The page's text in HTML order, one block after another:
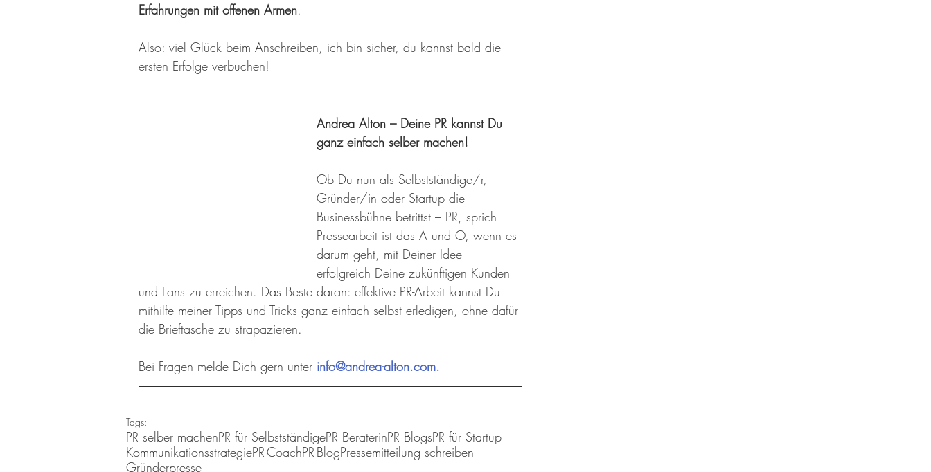
Erfahrungen mit offenen Armen.
Also: viel Glück beim Anschreiben, ich bin sicher, du kannst bald die
ersten Erfolge verbuchen!
Andrea Alton – Deine PR kannst Du
ganz einfach selber machen!
Ob Du nun als Selbstständige/r,
Gründer/in oder Startup die
Businessbühne betrittst – PR, sprich
Pressearbeit ist das A und O, wenn es
darum geht, mit Deiner Idee
erfolgreich Deine zukünftigen Kunden
und Fans zu erreichen. Das Beste daran: effektive PR-Arbeit kannst Du
mithilfe meiner Tipps und Tricks ganz einfach selbst erledigen, ohne dafür
die Brieftasche zu strapazieren.
Bei Fragen melde Dich gern unter info@andrea-alton.com.
Tags:
PR selber machenPR für SelbstständigePR BeraterinPR BlogsPR für Startup
KommunikationsstrategiePR-CoachPR-BlogPressemitteilung schreiben
Gründerpresse